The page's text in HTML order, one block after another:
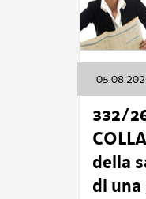
332/
della
di